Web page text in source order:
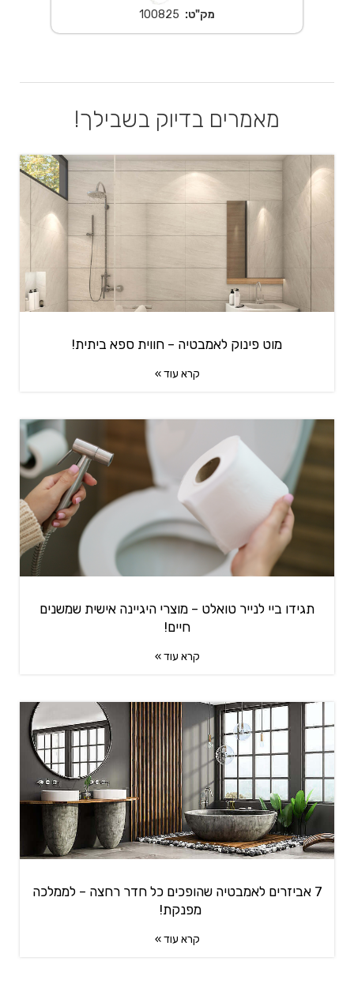
מק"ט: 100825
מאמרים בדיוק בשבילך!
מוט פינוק לאמבטיה – חווית ספא ביתית!
קרא עוד »
תגידו ביי לנייר טואלט – מוצרי היגיינה אישית שמשנים
חיים!
קרא עוד »
7 אביזרים לאמבטיה שהופכים כל חדר רחצה – לממלכה
מפנקת!
קרא עוד »